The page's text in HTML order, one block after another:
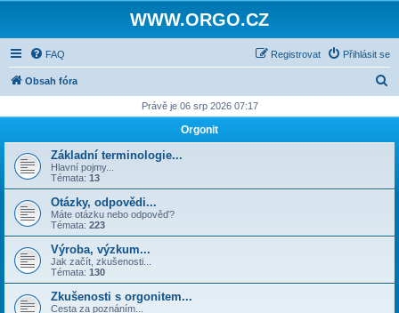
WWW.ORGO.CZ
FAQ Přihlásit se
Registrovat
Obsah fóra
d
t
Právě je 06 srp 2026 07:17
Orgonit
Základní terminologie...
Hlavní pojmy...
Témata: 13
Otázky, odpovědi...
Máte otázku nebo odpověď?
Témata: 223
Výroba, výzkum...
Jak začít, zkušenosti...
Témata: 130
Zkušenosti s orgonitem...
Cesta za poznáním...